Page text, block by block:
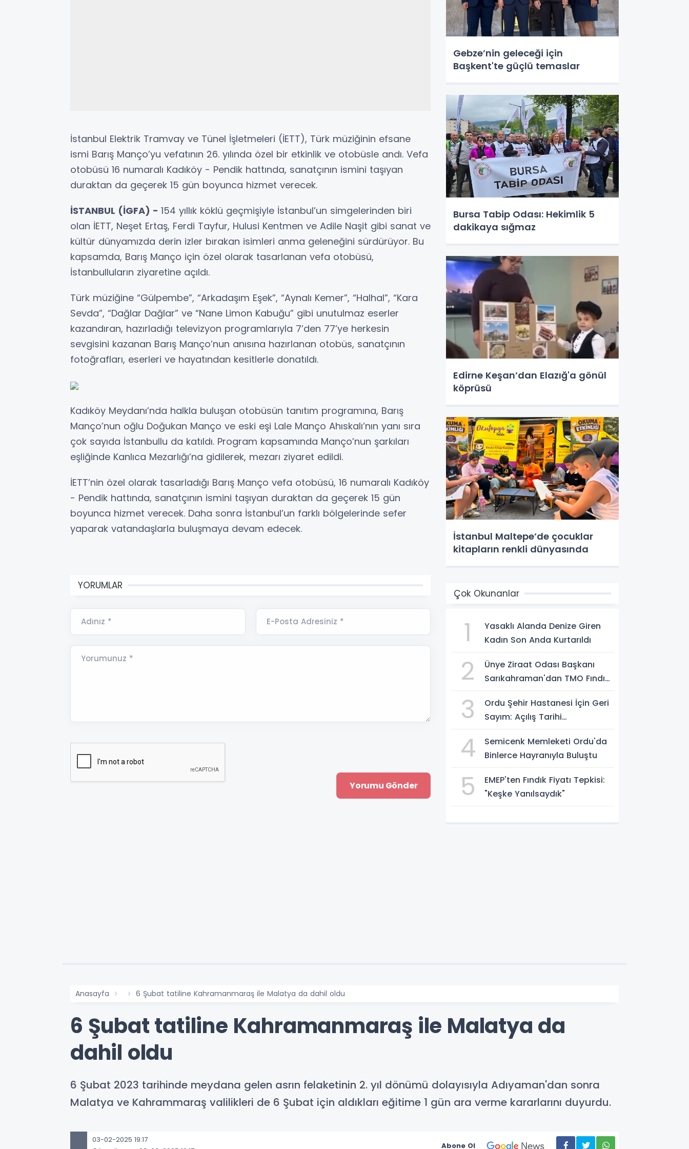
İstanbul Elektrik Tramvay ve Tünel İşletmeleri (İETT), Türk müziğinin efsane
ismi Barış Manço’yu vefatının 26. yılında özel bir etkinlik ve otobüsle andı. Vefa
otobüsü 16 numaralı Kadıköy - Pendik hattında, sanatçının ismini taşıyan
duraktan da geçerek 15 gün boyunca hizmet verecek.
İSTANBUL (İGFA) - 154 yıllık köklü geçmişiyle İstanbul’un simgelerinden biri
olan İETT, Neşet Ertaş, Ferdi Tayfur, Hulusi Kentmen ve Adile Naşit gibi sanat ve
kültür dünyamızda derin izler bırakan isimleri anma geleneğini sürdürüyor. Bu
kapsamda, Barış Manço için özel olarak tasarlanan vefa otobüsü,
İstanbulluların ziyaretine açıldı.
Türk müziğine “Gülpembe”, “Arkadaşım Eşek”, “Aynalı Kemer”, “Halhal”, “Kara
Sevda”, “Dağlar Dağlar” ve “Nane Limon Kabuğu” gibi unutulmaz eserler
kazandıran, hazırladığı televizyon programlarıyla 7’den 77’ye herkesin
sevgisini kazanan Barış Manço’nun anısına hazırlanan otobüs, sanatçının
fotoğrafları, eserleri ve hayatından kesitlerle donatıldı.
Kadıköy Meydanı’nda halkla buluşan otobüsün tanıtım programına, Barış
Manço’nun oğlu Doğukan Manço ve eski eşi Lale Manço Ahıskalı’nın yanı sıra
çok sayıda İstanbullu da katıldı. Program kapsamında Manço’nun şarkıları
eşliğinde Kanlıca Mezarlığı’na gidilerek, mezarı ziyaret edildi.
İETT’nin özel olarak tasarladığı Barış Manço vefa otobüsü, 16 numaralı Kadıköy
- Pendik hattında, sanatçının ismini taşıyan duraktan da geçerek 15 gün
boyunca hizmet verecek. Daha sonra İstanbul’un farklı bölgelerinde sefer
yaparak vatandaşlarla buluşmaya devam edecek.
YORUMLAR
Adınız * E-Posta Adresiniz *
Yorumunuz *
Gebze’nin geleceği için
Başkent'te güçlü temaslar
Bursa Tabip Odası: Hekimlik 5
dakikaya sığmaz
Edirne Keşan’dan Elazığ'a gönül
köprüsü
İstanbul Maltepe’de çocuklar
kitapların renkli dünyasında
Çok Okunanlar
1
Yasaklı Alanda Denize Giren
Kadın Son Anda Kurtarıldı
2
Ünye Ziraat Odası Başkanı
Sarıkahraman'dan TMO Fındık
3
Ordu Şehir Hastanesi İçin Geri
Sayım: Açılış Tarihi
4
Semicenk Memleketi Ordu'da
Binlerce Hayranıyla Buluştu
5
EMEP'ten Fındık Fiyatı Tepkisi:
"Keşke Yanılsaydık"
Anasayfa 6 Şubat tatiline Kahramanmaraş ile Malatya da dahil oldu
6 Şubat tatiline Kahramanmaraş ile Malatya da
dahil oldu
6 Şubat 2023 tarihinde meydana gelen asrın felaketinin 2. yıl dönümü dolayısıyla Adıyaman'dan sonra
Malatya ve Kahrammaraş valilikleri de 6 Şubat için aldıkları eğitime 1 gün ara verme kararlarını duyurdu.
03-02-2025 19:17
Abone Ol